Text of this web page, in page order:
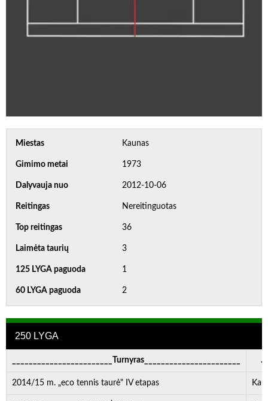
Miestas Kaunas
Gimimo metai 1973
Dalyvauja nuo 2012-10-06
Reitingas Nereitinguotas
Top reitingas 36
Laimėta taurių 3
125 LYGA paguoda 1
60 LYGA paguoda 2
250 LYGA
________________________Turnyras_______________________ . .
2014/15 m. „eco tennis taurė" IV etapas